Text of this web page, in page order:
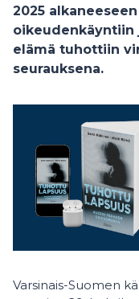
2025
oikeudenkäyntiin
elämä tuhottiin
seurauksena.
Varsinais-Suomen